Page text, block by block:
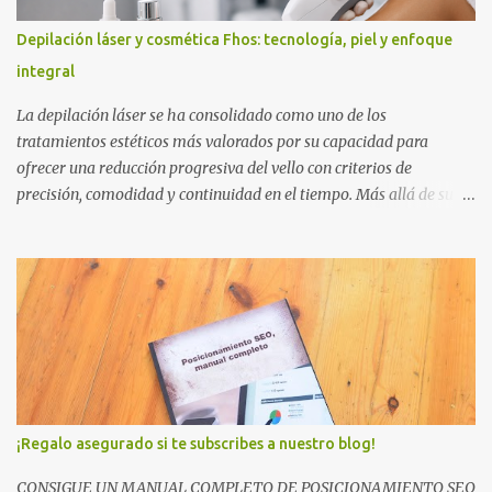
Depilación láser y cosmética Fhos: tecnología, piel y enfoque
integral
La depilación láser se ha consolidado como uno de los
tratamientos estéticos más valorados por su capacidad para
ofrecer una reducción progresiva del vello con criterios de
precisión, comodidad y continuidad en el tiempo. Más allá de su
como un procedimiento puntual, sino como parte de una
estrategia global de cuidado cutáneo, adaptada a cada tipo de piel,
zona corporal y momento del año. En este contexto, cada vez
resulta más relevante combinar la tecnología de depilación con
protocolos que respeten la fisiología de la piel antes y después del
tratamiento. Propuestas como la línea Fhos y su enfoque de
cosmética bioluminiscente encajan en esta visión integradora, en la
que la estética avanzada no busca únicamente un resultado visible,
sino también favorecer el equilibrio cutáneo, la recuperación y la
¡Regalo asegurado si te subscribes a nuestro blog!
CONSIGUE UN MANUAL COMPLETO DE POSICIONAMIENTO SEO